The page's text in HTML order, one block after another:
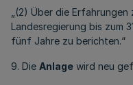
„(2) Über die
Landesregierung bis zum
fünf Jahre zu berichten.“
9. Die Anlage wird neu